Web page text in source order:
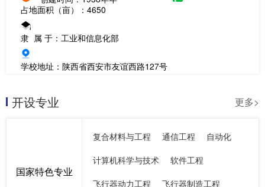
占地面积（亩）：4650
隶 属 于：工业和信息化部
学校地址：陕西省西安市友谊西路127号
开设专业 更多>
国家特色专业
复合材料与工程 通信工程
自动化
计算机科学与技术
软件工程
飞行器动力工程
飞行器制造工程